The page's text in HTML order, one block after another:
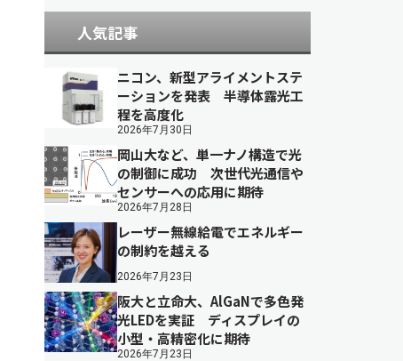
人気記事
ニコン、新型アライメントステ
ーションを発表 半導体露光工
程を高度化
2026年7月30日
岡山大など、単一ナノ構造で光
の制御に成功 次世代光通信や
センサーへの応用に期待
2026年7月28日
レーザー無線給電でエネルギー
の制約を越える
2026年7月23日
阪大と立命大、AlGaNで多色発
光LEDを実証 ディスプレイの
小型・高精密化に期待
2026年7月23日